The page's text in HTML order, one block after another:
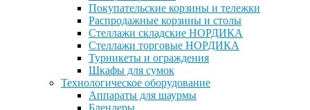
Покупательские корзины и тележки
Распродажные корзины и столы
Стеллажи складские НОРДИКА
Стеллажи торговые НОРДИКА
Турникеты и ограждения
Шкафы для сумок
Технологическое оборудование
Аппараты для шаурмы
Блендеры